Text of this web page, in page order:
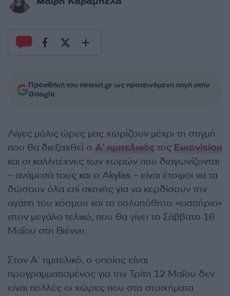
Προσθήκη του newsit.gr ως προτεινόμενη πηγή στην
Google
Λίγες μόλις ώρες μας χωρίζουν μέχρι τη στιγμή
που θα διεξαχθεί ο Α’ ημιτελικός της Eurovision
και οι καλλιτέχνες των χωρών που διαγωνίζονται
– ανάμεσά τους και ο Akylas – είναι έτοιμοι να τα
δώσουν όλα επί σκηνής για να κερδίσουν την
αγάπη του κόσμου και το πολυπόθητο «εισιτήριο»
στον μεγάλο τελικό, που θα γίνει το Σάββατο 16
Μαΐου στη Βιέννη.
Στον Α’ ημιτελικό, ο οποίος είναι
προγραμματισμένος για την Τρίτη 12 Μαΐου δεν
είναι πολλές οι χώρες που στα στοιχήματα